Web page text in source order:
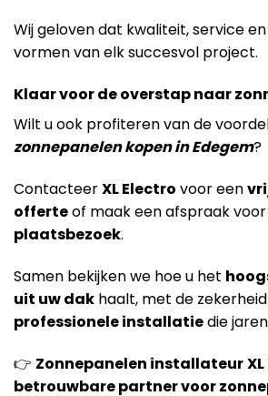
Wij geloven dat kwaliteit, service
vormen van elk succesvol project.
Klaar voor de overstap naar
Wilt u ook profiteren van de
zonnepanelen kopen in Edegem?
ContacteerXL Electro voor een
offerteof maak een afspraak
plaatsbezoek.
Samen bekijken we hoe u het
uit uw dak haalt, met de
professionele installatiedie
👉 Zonnepanelen installateur
betrouwbare partner voor